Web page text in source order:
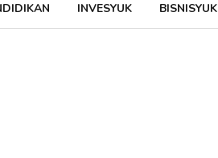
INVESYUK BISNISYUK